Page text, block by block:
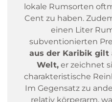
lokale Rumsorten
Cent zu haben.
einen Liter
subventionierten
aus der Karibik gilt
Welt, er zeichnet
charakteristische
Im Gegensatz zu
relativ körperarm,